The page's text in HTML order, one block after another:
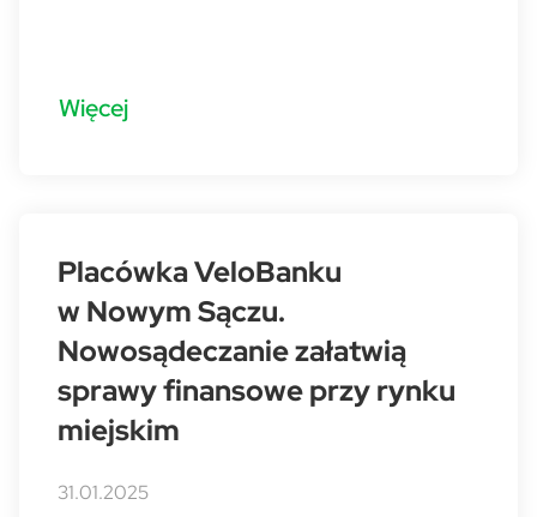
Więcej
Placówka VeloBanku
w Nowym Sączu.
Nowosądeczanie załatwią
sprawy finansowe przy rynku
miejskim
31.01.2025